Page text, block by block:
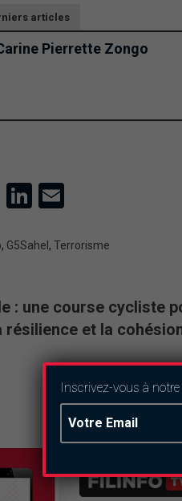
articles
Pierrette Zongo
WhatsApp
LinkedIn
Email
, G5Sahel, Terrorisme
: une course cycliste
résilience et la
Inscrivez-vous à